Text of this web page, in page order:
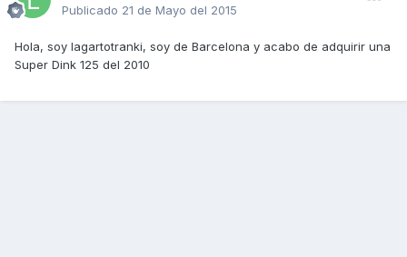
Publicado 21 de Mayo del 2015
Hola, soy lagartotranki, soy de Barcelona y acabo de adquirir una
Super Dink 125 del 2010